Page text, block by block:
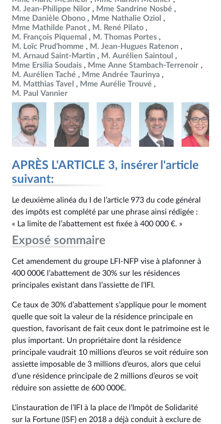
M. Jean-Philippe Nilor
Mme Sandrine Nosbé
Mme Danièle Obono
Mme Nathalie Oziol
Mme Mathilde Panot
M. René Pilato
M. François Piquemal
M. Thomas Portes
M. Loïc Prud'homme
M. Jean-Hugues Ratenon
M. Arnaud Saint-Martin
M. Aurélien Saintoul
Mme Ersilia Soudais
Mme Anne Stambach-Terrenoir
M. Aurélien Taché
Mme Andrée Taurinya
M. Matthias Tavel
Mme Aurélie Trouvé
M. Paul Vannier
APRÈS L'ARTICLE 3, insérer l'article
suivant:
Le deuxième alinéa du I de l’article 973 du code général
des impôts est complété par une phrase ainsi rédigée :
« La limite de l’abattement est fixée à 400 000 €. »
Exposé sommaire
Cet amendement du groupe LFI-NFP vise à plafonner à
400 000€ l’abattement de 30% sur les résidences
principales existant dans l’assiette de l’IFI.
Ce taux de 30% d’abattement s’applique pour le moment
quelle que soit la valeur de la résidence principale en
question, favorisant de fait ceux dont le patrimoine est le
plus important. Un propriétaire dont la résidence
principale vaudrait 10 millions d’euros se voit réduire son
assiette imposable de 3 millions d’euros, alors que celui
d’une résidence principale de 2 millions d’euros se voit
réduire son assiette de 600 000€.
L’instauration de l’IFI à la place de l’Impôt de Solidarité
sur la Fortune (ISF) en 2018 a déjà conduit à exclure de